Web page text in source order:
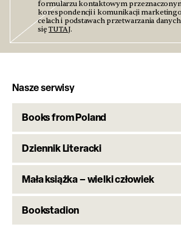
formularzu kontaktowym
korespondencji i komunikacji
celach i podstawach przetwarzania
sięTUTAJ.
Nasze serwisy
Books from Poland
Dziennik Literacki
Mała książka – wielki człowiek
Bookstadion